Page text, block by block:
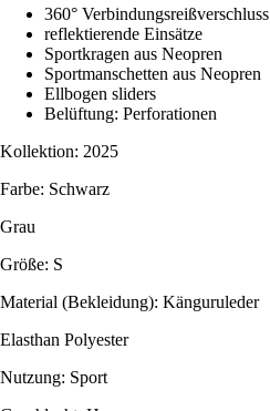
360° Verbindungsreißverschluss
reflektierende Einsätze
Sportkragen aus Neopren
Sportmanschetten aus Neopren
Ellbogen sliders
Belüftung: Perforationen
Kollektion: 2025
Farbe: Schwarz
Grau
Größe: S
Material (Bekleidung): Känguruleder
Elasthan Polyester
Nutzung: Sport